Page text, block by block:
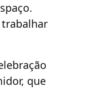
trabalhar
que